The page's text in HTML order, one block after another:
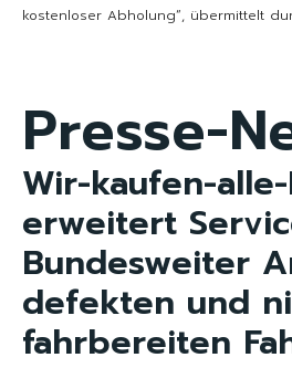
kostenloser Abholung“, übermittelt
Presse-
Wir-kaufen-
erweitert
Bundesweiter
defekten und
fahrbereiten